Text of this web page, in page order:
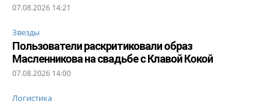
07.08.2026 14:21
Звезды
Пользователи раскритиковали образ
Масленникова на свадьбе с Клавой Кокой
07.08.2026 14:00
Логистика